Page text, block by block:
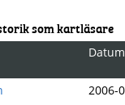
som kartläsare
Datum
2006-